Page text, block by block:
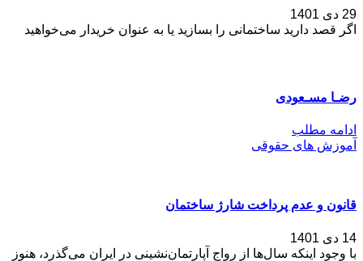
29 دی 1401
اگر قصد دارید ساختمانی را بسازید یا به عنوان خریدار می‌خواهید
رضـا مسـعودی
ادامه مطلب
آموزش های حقوقی
قانون و عدم پرداخت شارژ ساختمان
14 دی 1401
با وجود اینکه سال‌ها از رواج آپارتمان‌نشینی در ایران می‌گذرد، هنوز